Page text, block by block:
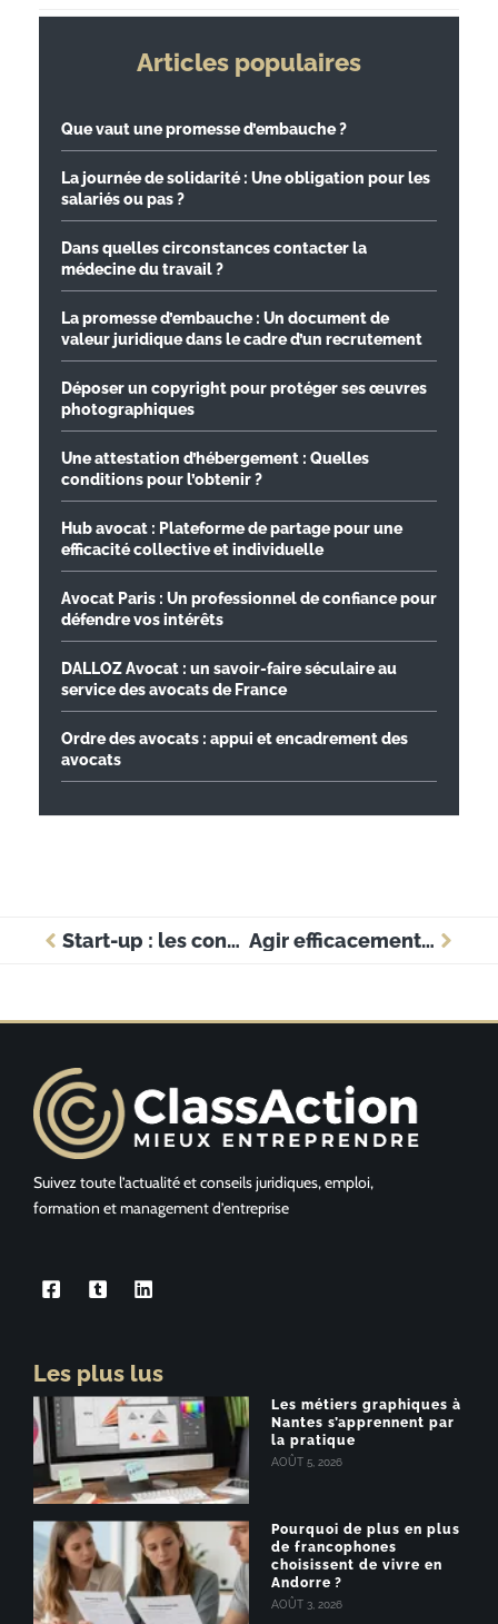
Articles populaires
Que vaut une promesse d’embauche ?
La journée de solidarité : Une obligation pour les
salariés ou pas ?
Dans quelles circonstances contacter la
médecine du travail ?
La promesse d’embauche : Un document de
valeur juridique dans le cadre d’un recrutement
Déposer un copyright pour protéger ses œuvres
photographiques
Une attestation d’hébergement : Quelles
conditions pour l’obtenir ?
Hub avocat : Plateforme de partage pour une
efficacité collective et individuelle
Avocat Paris : Un professionnel de confiance pour
défendre vos intérêts
DALLOZ Avocat : un savoir-faire séculaire au
service des avocats de France
Ordre des avocats : appui et encadrement des
avocats
Start-up : les conseils juridiques essentiels d’un avocat pour bien démarrer en Suisse Agir efficacement contre la concurrence déloyale : stratégies juridiques pour protéger votre entreprise
Suivez toute l’actualité et conseils juridiques, emploi,
formation et management d’entreprise
Les plus lus
Les métiers graphiques à
Nantes s’apprennent par
la pratique
AOÛT 5, 2026
Pourquoi de plus en plus
de francophones
choisissent de vivre en
Andorre ?
AOÛT 3, 2026